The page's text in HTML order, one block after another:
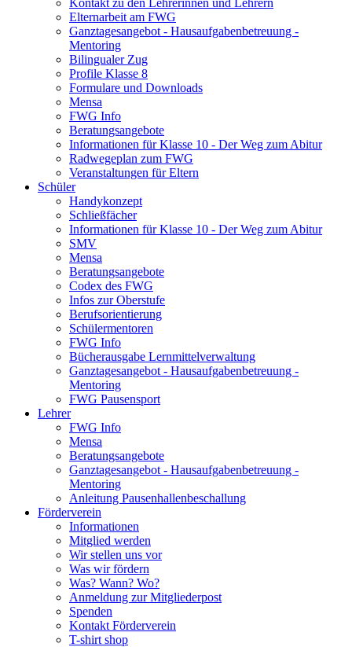
Elternarbeit am FWG
Ganztagesangebot - Hausaufgabenbetreuung -
Mentoring
Bilingualer Zug
Profile Klasse 8
Formulare und Downloads
Mensa
FWG Info
Beratungsangebote
Informationen für Klasse 10 - Der Weg zum Abitur
Radwegeplan zum FWG
Veranstaltungen für Eltern
Schüler
Handykonzept
Schließfächer
Informationen für Klasse 10 - Der Weg zum Abitur
SMV
Mensa
Beratungsangebote
Codex des FWG
Infos zur Oberstufe
Berufsorientierung
Schülermentoren
FWG Info
Bücherausgabe Lernmittelverwaltung
Ganztagesangebot - Hausaufgabenbetreuung -
Mentoring
FWG Pausensport
Lehrer
FWG Info
Mensa
Beratungsangebote
Ganztagesangebot - Hausaufgabenbetreuung -
Mentoring
Anleitung Pausenhallenbeschallung
Förderverein
Informationen
Mitglied werden
Wir stellen uns vor
Was wir fördern
Was? Wann? Wo?
Anmeldung zur Mitgliederpost
Spenden
Kontakt Förderverein
T-shirt shop